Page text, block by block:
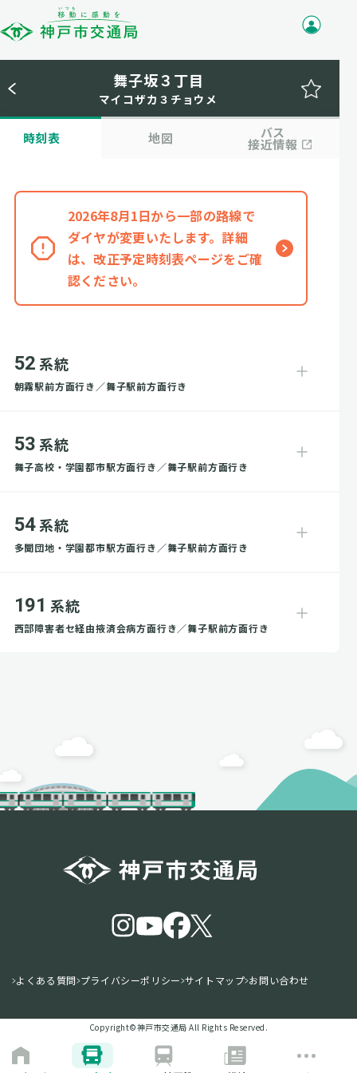
舞子坂３丁目
マイコザカ３チョウメ
時刻表 地図 バス
接近情報
2026年8月1日から一部の路線で
ダイヤが変更いたします。詳細
は、改正予定時刻表ページをご確
認ください。
52 系統
朝霧駅前方面行き／舞子駅前方面行き
53 系統
舞子高校・学園都市駅方面行き／舞子駅前方面行き
54 系統
多聞団地・学園都市駅方面行き／舞子駅前方面行き
191 系統
西部障害者セ経由掖済会病方面行き／舞子駅前方面行き
よくある質問 プライバシーポリシー サイトマップ お問い合わせ
Copyright©️神戸市交通局 All Rights Reserved.